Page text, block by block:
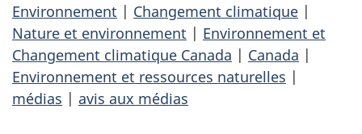
Environnement | Changement climatique |
Nature et environnement | Environnement et
Changement climatique Canada | Canada |
Environnement et ressources naturelles |
médias | avis aux médias